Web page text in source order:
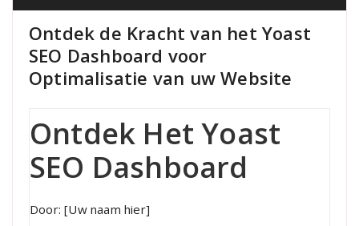
Ontdek de Kracht van het Yoast
SEO Dashboard voor
Optimalisatie van uw Website
Ontdek Het Yoast
SEO Dashboard
Door: [Uw naam hier]